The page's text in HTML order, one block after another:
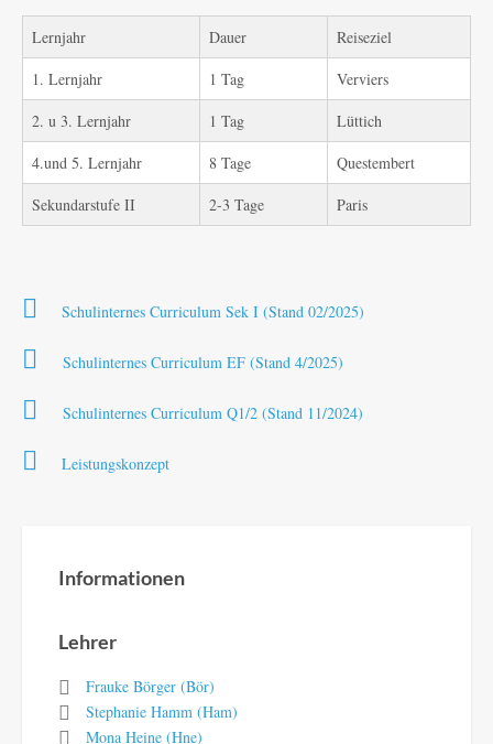
Lernjahr Dauer
Reiseziel
1. Lernjahr
1 Tag
Verviers
2. u 3. Lernjahr
1 Tag
Lüttich
4.und 5. Lernjahr
8 Tage
Questembert
Sekundarstufe II
2-3 Tage Paris
Schulinternes Curriculum Sek I (Stand 02/2025)
Schulinternes Curriculum EF (Stand 4/2025)
Schulinternes Curriculum Q1/2 (Stand 11/2024)
Leistungskonzept
Informationen
Lehrer
Frauke Börger (Bör)
Stephanie Hamm (Ham)
Mona Heine (Hne)